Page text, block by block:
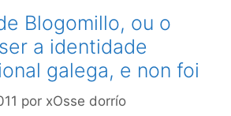
Blogomillo, ou o
a identidade
galega, e non foi
por xOsse dorrío